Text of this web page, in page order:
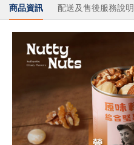
商品資訊 配送及售後服務說明